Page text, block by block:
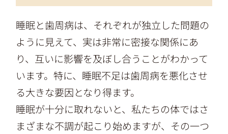
睡眠と歯周病は、それぞれが独立した問題の
ように見えて、実は非常に密接な関係にあ
り、互いに影響を及ぼし合うことがわかって
います。特に、睡眠不足は歯周病を悪化させ
る大きな要因となり得ます。
睡眠が十分に取れないと、私たちの体ではさ
まざまな不調が起こり始めますが、その一つ